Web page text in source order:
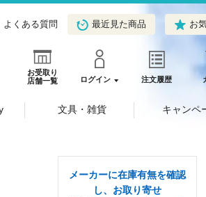
よくある質問 最近見た商品 お
お受取り
店舗一覧
ログイン 注文履歴
文具・雑貨 キャンペ
メーカーに在庫有無を確認
し、お取り寄せ